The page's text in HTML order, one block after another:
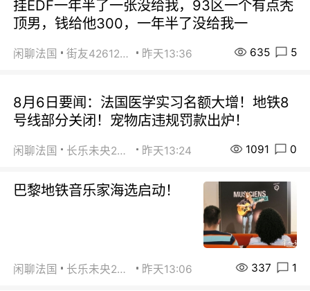
挂EDF一年半了一张没给我，93区一个有点秃
顶男，钱给他300，一年半了没给我一
闲聊法国 街友42612092 昨天13:36 635 5
8月6日要闻：法国医学实习名额大增！地铁8
号线部分关闭！宠物店违规罚款出炉！
闲聊法国 长乐未央2015 昨天13:24 1091 0
巴黎地铁音乐家海选启动！
闲聊法国 长乐未央2015 昨天13:06 337 1